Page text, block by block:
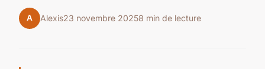
A Alexis23 novembre 20258 min de lecture